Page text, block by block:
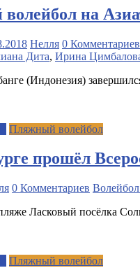
на
Нелля 0 Комментариев
Дита, Ирина
(Индонезия)
Пляжный волейбол
прошёл
0 Комментариев
Ласковый посёлка
Пляжный волейбол